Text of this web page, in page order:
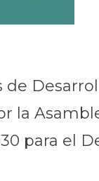
de
la
para el